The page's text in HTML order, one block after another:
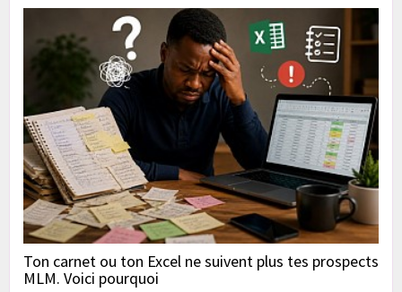
Ton carnet ou ton Excel ne suivent plus tes prospects
MLM. Voici pourquoi